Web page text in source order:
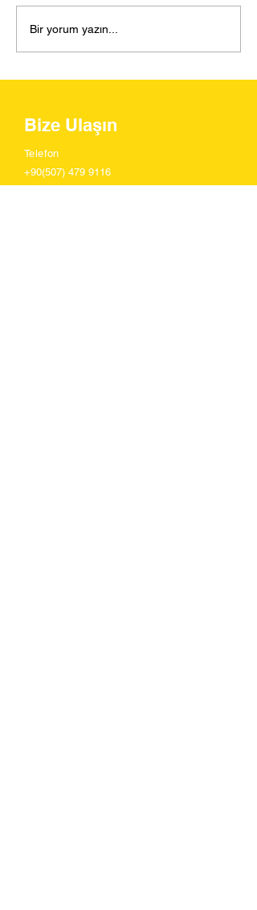
Viral İçerik Yaratmanın
Markalar İçin Önemi
Bir yorum yazın...
Bize Ulaşın
Telefon
+90(507) 479 9116